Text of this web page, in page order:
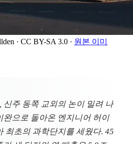
· CC BY-SA 3.0 · 원본 이미
신주 동쪽 교외의 논이 밀려 나
완으로 돌아온 엔지니어 허이
최초의 과학단지를 세웠다. 45